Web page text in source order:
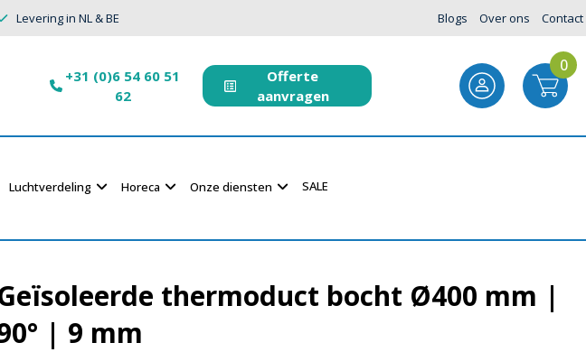
Levering in NL & BE Blogs Over ons Contact
+31 (0)6 54 60 51
62
Offerte
aanvragen
0
Luchtverdeling Horeca Onze diensten SALE
thermoduct bocht Ø400 mm |
| 9 mm